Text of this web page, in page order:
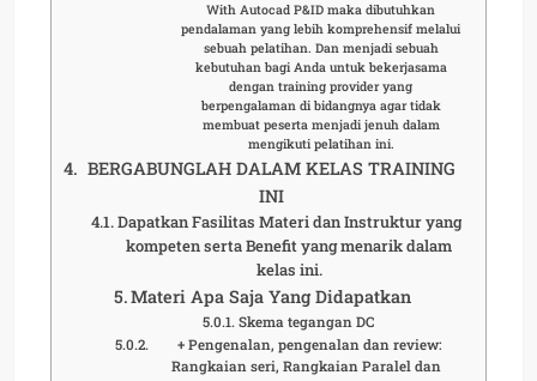
With Autocad P&ID maka dibutuhkan
pendalaman yang lebih komprehensif melalui
sebuah pelatihan. Dan menjadi sebuah
kebutuhan bagi Anda untuk bekerjasama
dengan training provider yang
berpengalaman di bidangnya agar tidak
membuat peserta menjadi jenuh dalam
mengikuti pelatihan ini.
BERGABUNGLAH DALAM KELAS TRAINING
INI
Dapatkan Fasilitas Materi dan Instruktur yang
kompeten serta Benefit yang menarik dalam
kelas ini.
Materi Apa Saja Yang Didapatkan
Skema tegangan DC
+ Pengenalan, pengenalan dan review:
Rangkaian seri, Rangkaian Paralel dan